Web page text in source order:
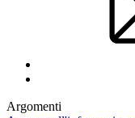
Argomenti